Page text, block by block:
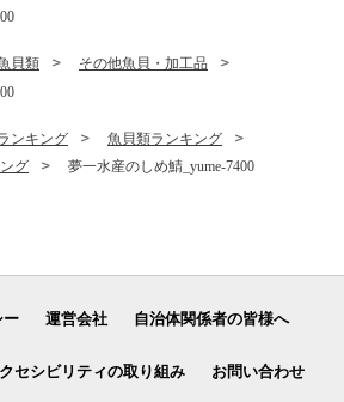
貝類
その他魚貝・加工品
ンキング
魚貝類ランキング
グ
夢一水産のしめ鯖_yume-7400
ー 運営会社 自治体関係者の皆様へ
セシビリティの取り組み お問い合わせ